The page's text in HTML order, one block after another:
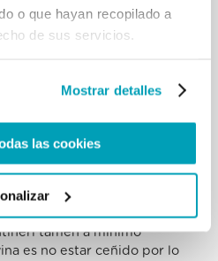
o que hayan recopilado a
de sus servicios.
Mostrar detalles
las cookies